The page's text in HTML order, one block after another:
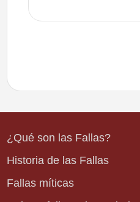
¿Qué son las Fallas?
Historia de las Fallas
Fallas míticas